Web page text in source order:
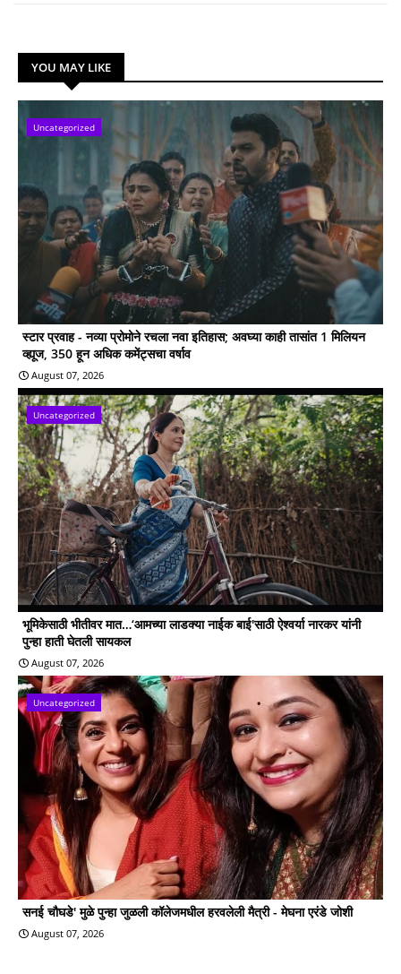
YOU MAY LIKE
Uncategorized
स्टार प्रवाह - नव्या प्रोमोने रचला नवा इतिहास; अवघ्या काही तासांत 1 मिलियन
व्ह्यूज, 350 हून अधिक कमेंट्सचा वर्षाव
August 07, 2026
Uncategorized
भूमिकेसाठी भीतीवर मात…‘आमच्या लाडक्या नाईक बाई'साठी ऐश्वर्या नारकर यांनी
पुन्हा हाती घेतली सायकल
August 07, 2026
Uncategorized
सनई चौघडे' मुळे पुन्हा जुळली कॉलेजमधील हरवलेली मैत्री - मेघना एरंडे जोशी
August 07, 2026